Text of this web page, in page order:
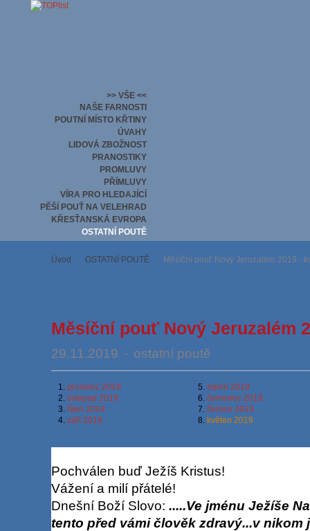
>> VŠE <<
NAŠE FARNOSTI
POUTNÍ MÍSTO KŘTINY
ÚVAHY
LIDOVÁ ZBOŽNOST
PRANOSTIKY
PROMLUVY
PŘÍMLUVY
VÍRA PRO HLEDAJÍCÍ
PĚŠÍ POUŤ NA VELEHRAD
KŘESŤANSKÁ EVROPA
OSTATNÍ POUTĚ
Úvod OSTATNÍ POUTĚ Měsíční pouť Nový Jeruzalém 2019 -
Měsíční pouť Nový Jeruzalém
29.11.2019 - ostatní poutě
1. prosinec 2019
2. listopad 2019
3. říjen 2019
4. září 2019
5.srpen 2019
6.červenec 2019
7.červen 2019
8.květen 2019
Pochválen buď Ježíš Kristus!
Vážení a milí přátelé!
Dnešní Boží Slovo: .....Ve jménu Ježíše
tento před vámi člověk zdravý...v nikom